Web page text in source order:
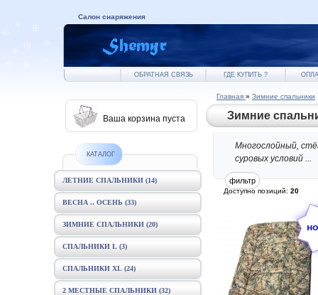
Салон снаряжения
ОБРАТНАЯ СВЯЗЬ ГДЕ КУПИТЬ ?
Ваша корзина пуста
КАТАЛОГ
ЛЕТНИЕ СПАЛЬНИКИ (14)
ВЕСНА .. ОСЕНЬ (33)
ЗИМНИЕ СПАЛЬНИКИ (20)
СПАЛЬНИКИ L (3)
СПАЛЬНИКИ XL (24)
2 МЕСТНЫЕ СПАЛЬНИКИ (32)
Главная » Зимние спальники
Зимние
Многослойный,
суровых условий ...
Доступно позиций: 20